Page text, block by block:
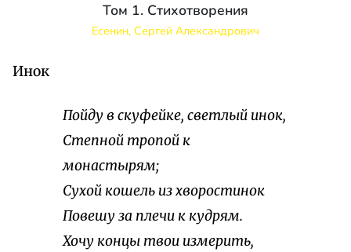
Том 1. Стихотворения
Есенин, Сергей Александрович
Инок
Пойду в скуфейке, светлый инок,
Степной тропой к
монастырям;
Сухой кошель из хворостинок
Повешу за плечи к кудрям.
Хочу концы твои измерить,